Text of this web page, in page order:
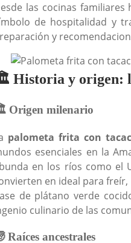
las cocinas
de hospitalidad y
y
Historia y origen:
Origen milenario
palometa frita con
esenciales en la
en los ríos como el
en ideal para
de plátano verde
culinario de las
Raíces ancestrales